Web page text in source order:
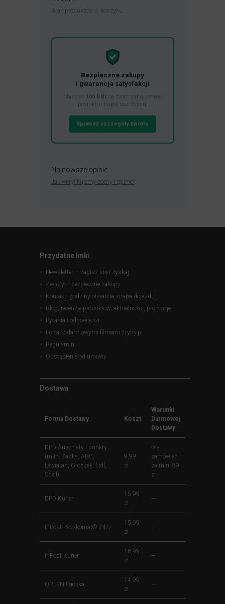
Brak produktów w koszyku.
Bezpieczne zakupy
i gwarancja satysfakcji
Masz aż 100 DNI na zwrot zakupionego
produktu! Kupuj bez stresu.
Sprawdź szczegóły zwrotu
Najnowsze opinie
Jak weryfikujemy oceny i opinie?
Przydatne linki
Newsletter – zapisz się i zyskaj
Zwroty – bezpieczne zakupy
Kontakt, godziny otwarcia, mapa dojazdu
Blog, recenzje produktów, aktualności, promocje
Pytania i odpowiedzi
Portal z darmowymi filmami 2ryby.pl
Regulamin
Odstąpienie od umowy
Dostawa
Forma Dostawy Koszt
Warunki
Darmowej
Dostawy
DPD Automaty i punkty
(m.in. Żabka, ABC,
Lewiatan, Groszek, Lidl,
Shell)
9,99
zł
Dla
zamówień
za min. 89
zł
DPD Kurier
15,99
zł
—
InPost Paczkomat® 24/7
15,99
zł
—
InPost Kurier
16,99
zł
—
ORLEN Paczka
14,99
zł
—